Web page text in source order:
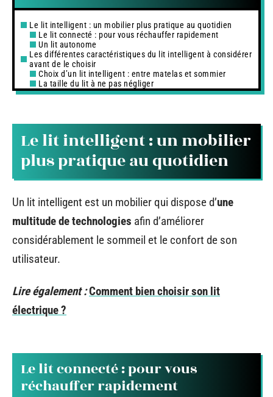
Le lit intelligent : un mobilier plus pratique au quotidien
Le lit connecté : pour vous réchauffer rapidement
Un lit autonome
Les différentes caractéristiques du lit intelligent à considérer
avant de le choisir
Choix d’un lit intelligent : entre matelas et sommier
La taille du lit à ne pas négliger
Le lit intelligent : un mobilier
plus pratique au quotidien
Un lit intelligent est un mobilier qui dispose d’une
multitude de technologies afin d’améliorer
considérablement le sommeil et le confort de son
utilisateur.
Lire également :Comment bien choisir son lit
électrique ?
Le lit connecté : pour vous
réchauffer rapidement